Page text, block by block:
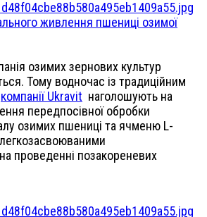
живлення пшениці озимої
озимих зернових культур
Тому водночас із традиційним
компанії Ukravit наголошують на
передпосівної обробки
озимих пшениці та ячменю L-
проведенні позакореневих